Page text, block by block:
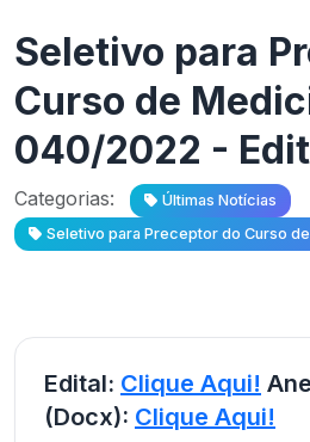
Seletivo para
Curso de
040/2022 -
Categorias:
Últimas Notícias
Seletivo para Preceptor do Curso
Edital: Clique Aqui!
(Docx): Clique Aqui!